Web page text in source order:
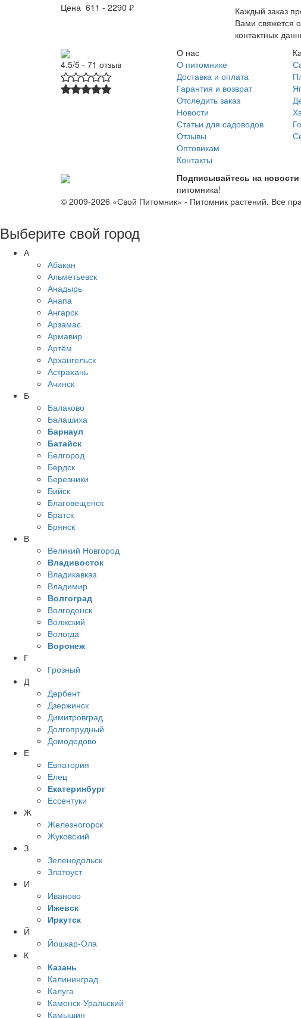
Цена 611 - 2290 ₽
Каждый заказ
Вами свяжется
контактных
4.5/5 - 71 отзыв
О нас
О питомнике
Доставка и оплата
Гарантия и возврат
Отследить заказ
Новости
Статьи для садоводов
Отзывы
Оптовикам
Контакты
Подписывайтесь на новости
питомника!
© 2009-2026 «Свой Питомник» - Питомник растений. Все
Выберите свой город
А
Абакан
Альметьевск
Анадырь
Анапа
Ангарск
Арзамас
Армавир
Артём
Архангельск
Астрахань
Ачинск
Б
Балаково
Балашиха
Барнаул
Батайск
Белгород
Бердск
Березники
Бийск
Благовещенск
Братск
Брянск
В
Великий Новгород
Владивосток
Владикавказ
Владимир
Волгоград
Волгодонск
Волжский
Вологда
Воронеж
Г
Грозный
Д
Дербент
Дзержинск
Димитровград
Долгопрудный
Домодедово
Е
Евпатория
Елец
Екатеринбург
Ессентуки
Ж
Железногорск
Жуковский
З
Зеленодольск
Златоуст
И
Иваново
Ижевск
Иркутск
Й
Йошкар-Ола
К
Казань
Калининград
Калуга
Каменск-Уральский
Камышин